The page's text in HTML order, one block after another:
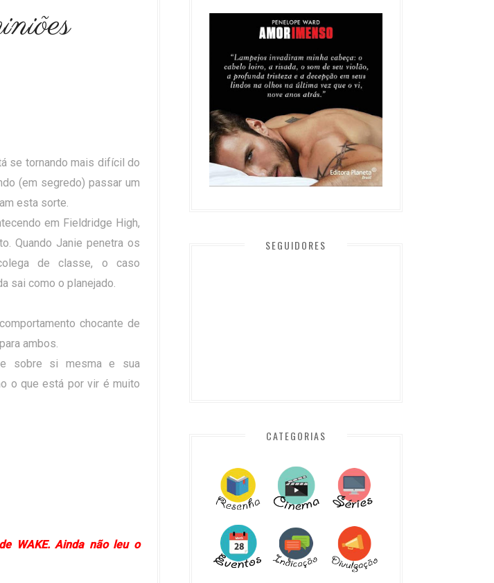
se tornando mais difícil do
(em segredo) passar um
esta sorte.
em Fieldridge High,
Quando Janie penetra os
de classe, o caso
sai como o planejado.
chocante de
ambos.
sobre si mesma e sua
o que está por vir é muito
WAKE. Ainda não leu o
SEGUIDORES
CATEGORIAS